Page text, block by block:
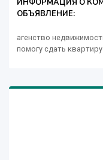
ИНФОРМАЦИЯ О
ОБЪЯВЛЕНИЕ:
агенство
помогу сдать квартиру